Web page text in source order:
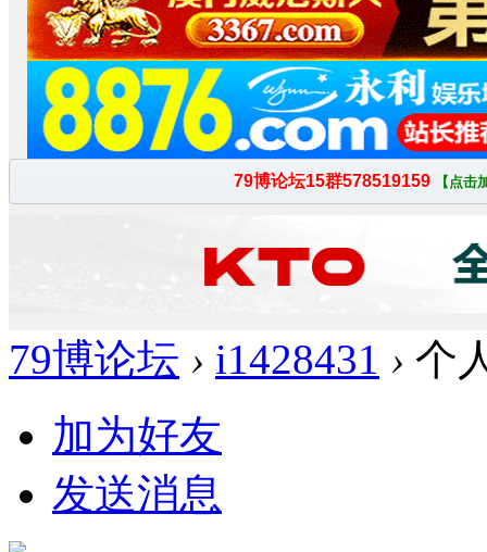
79博论坛 › i1428431 › 个
加为好友
发送消息